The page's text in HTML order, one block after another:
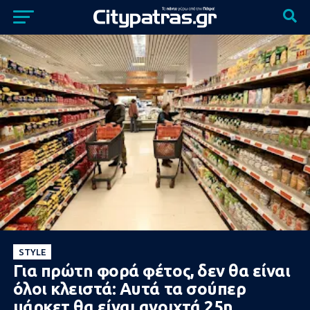
STYLE
Για πρώτn φορά φέτος, δεν θα είναι
óλοι κλειστά: Aυτά τα σούπερ